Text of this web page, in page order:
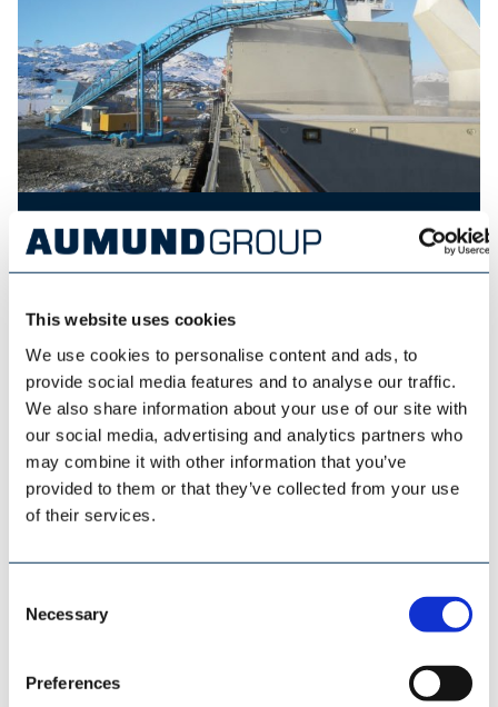
This website uses cookies
We use cookies to personalise content and ads, to
provide social media features and to analyse our traffic.
We also share information about your use of our site with
our social media, advertising and analytics partners who
may combine it with other information that you’ve
provided to them or that they’ve collected from your use
of their services.
Selection
Necessary
Preferences
SAMSON MATERIALS HANDLING